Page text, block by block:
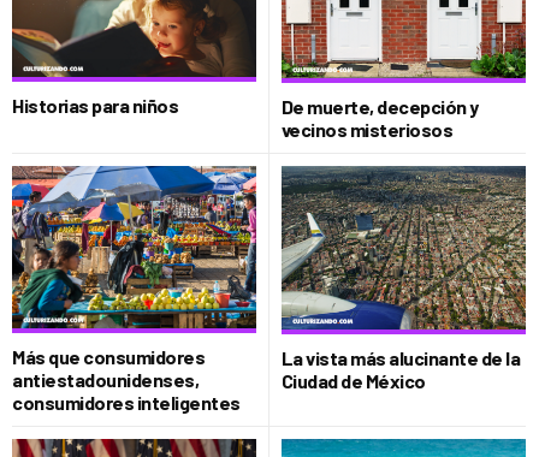
Historias para niños
De muerte, decepción y
vecinos misteriosos
Más que consumidores
antiestadounidenses,
consumidores inteligentes
La vista más alucinante de la
Ciudad de México